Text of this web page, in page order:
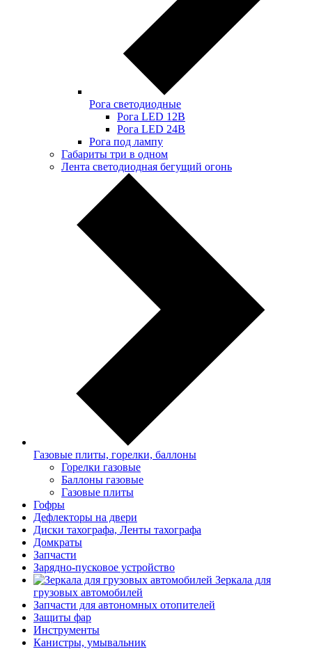
Рога светодиодные
Рога LED 12В
Рога LED 24В
Рога под лампу
Габариты три в одном
Лента светодиодная бегущий огонь
Газовые плиты, горелки, баллоны
Горелки газовые
Баллоны газовые
Газовые плиты
Гофры
Дефлекторы на двери
Диски тахографа, Ленты тахографа
Домкраты
Запчасти
Зарядно-пусковое устройство
Зеркала для
грузовых автомобилей
Запчасти для автономных отопителей
Защиты фар
Инструменты
Канистры, умывальник